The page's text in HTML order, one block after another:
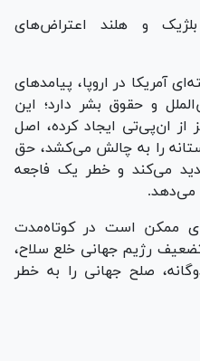
و هلند اعتراض‌های
آمریکا در اروپا، پیامد‌های
و حقوق بشر دارد؛ این
ان‌پی‌تی ایجاد کرده، اصل
را به چالش می‌کشد، حق
می‌کند و خطر یک فاجعه
می‌دهد.
ممکن است در کوتاه‌مدت
تضعیف رژیم جهانی خلع سلاح،
صلح جهانی را به خطر